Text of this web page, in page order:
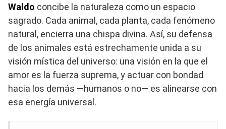
Waldo concibe la naturaleza como un espacio
sagrado. Cada animal, cada planta, cada fenómeno
natural, encierra una chispa divina. Así, su defensa
de los animales está estrechamente unida a su
visión mística del universo: una visión en la que el
amor es la fuerza suprema, y actuar con bondad
hacia los demás —humanos o no— es alinearse con
esa energía universal.